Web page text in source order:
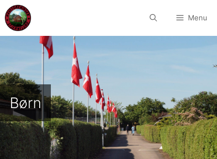
Hop
til
indhold
Menu
Børn